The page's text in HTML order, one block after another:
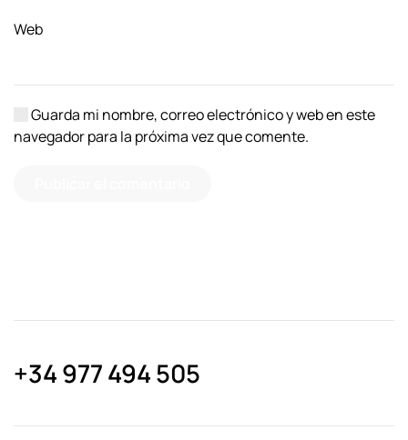
Web
Guarda mi nombre, correo electrónico y web en este
navegador para la próxima vez que comente.
+34 977 494 505